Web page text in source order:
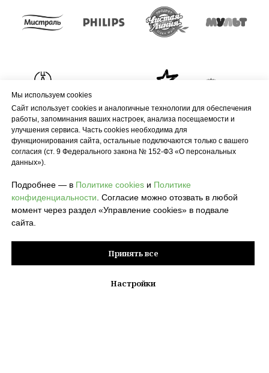
Мы используем cookies
Сайт использует cookies и аналогичные технологии для обеспечения
работы, запоминания ваших настроек, анализа посещаемости и
улучшения сервиса. Часть cookies необходима для
функционирования сайта, остальные подключаются только с вашего
согласия (ст. 9 Федерального закона № 152-ФЗ «О персональных
данных»).
Подробнее — в Политике cookies и Политике
конфиденциальности. Согласие можно отозвать в любой
момент через раздел «Управление cookies» в подвале
сайта.
Принять все
Настройки